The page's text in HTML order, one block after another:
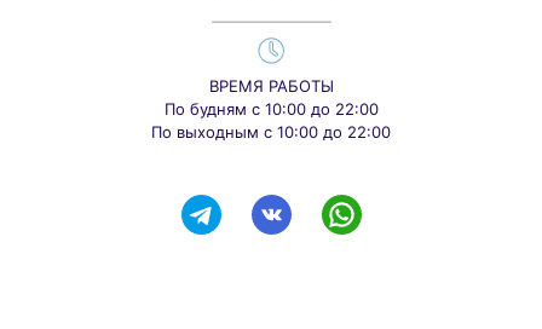
ВРЕМЯ РАБОТЫ
По будням с 10:00 до 22:00
По выходным с 10:00 до 22:00